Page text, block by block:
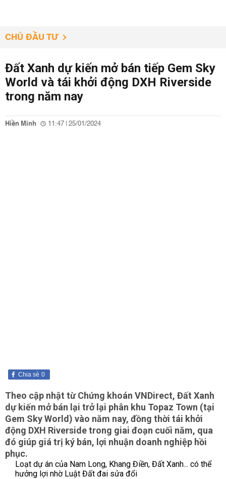
CHỦ ĐẦU TƯ
Đất Xanh dự kiến mở bán tiếp Gem Sky
World và tái khởi động DXH Riverside
trong năm nay
Hiền Minh 11:47 | 25/01/2024
0
Chia sẻ
Theo cập nhật từ Chứng khoán VNDirect, Đất Xanh
dự kiến mở bán lại trở lại phân khu Topaz Town (tại
Gem Sky World) vào năm nay, đồng thời tái khởi
động DXH Riverside trong giai đoạn cuối năm, qua
đó giúp giá trị ký bán, lợi nhuận doanh nghiệp hồi
phục.
Loạt dự án của Nam Long, Khang Điền, Đất Xanh... có thể
hưởng lợi nhờ Luật Đất đai sửa đổi